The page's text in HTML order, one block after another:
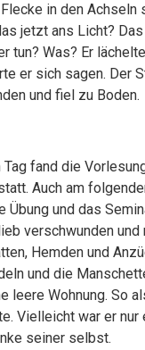
in den Achseln
jetzt ans Licht? Das
tun? Was? Er
er sich sagen. Der
und fiel zu Boden.
fand die
Auch am
Übung und das
verschwunden
Hemden und
und die
leere Wohnung. So
Vielleicht war er
seiner selbst.